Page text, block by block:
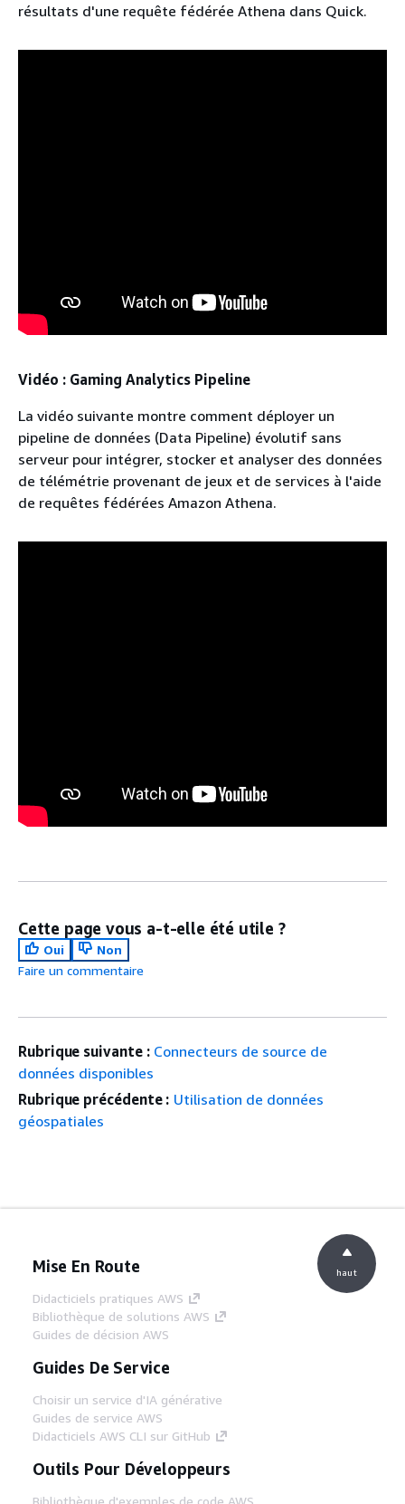
résultats d'une requête fédérée Athena dans Quick.
Vidéo : Gaming Analytics Pipeline
La vidéo suivante montre comment déployer un
pipeline de données (Data Pipeline) évolutif sans
serveur pour intégrer, stocker et analyser des données
de télémétrie provenant de jeux et de services à l'aide
de requêtes fédérées Amazon Athena.
Cette page vous a-t-elle été utile ?
Oui
Non
Faire un commentaire
Rubrique suivante : Connecteurs de source de
données disponibles
Rubrique précédente : Utilisation de données
géospatiales
Mise En Route
Didacticiels pratiques AWS
Bibliothèque de solutions AWS
Guides de décision AWS
Guides De Service
Choisir un service d'IA générative
Guides de service AWS
Didacticiels AWS CLI sur GitHub
Outils Pour Développeurs
haut